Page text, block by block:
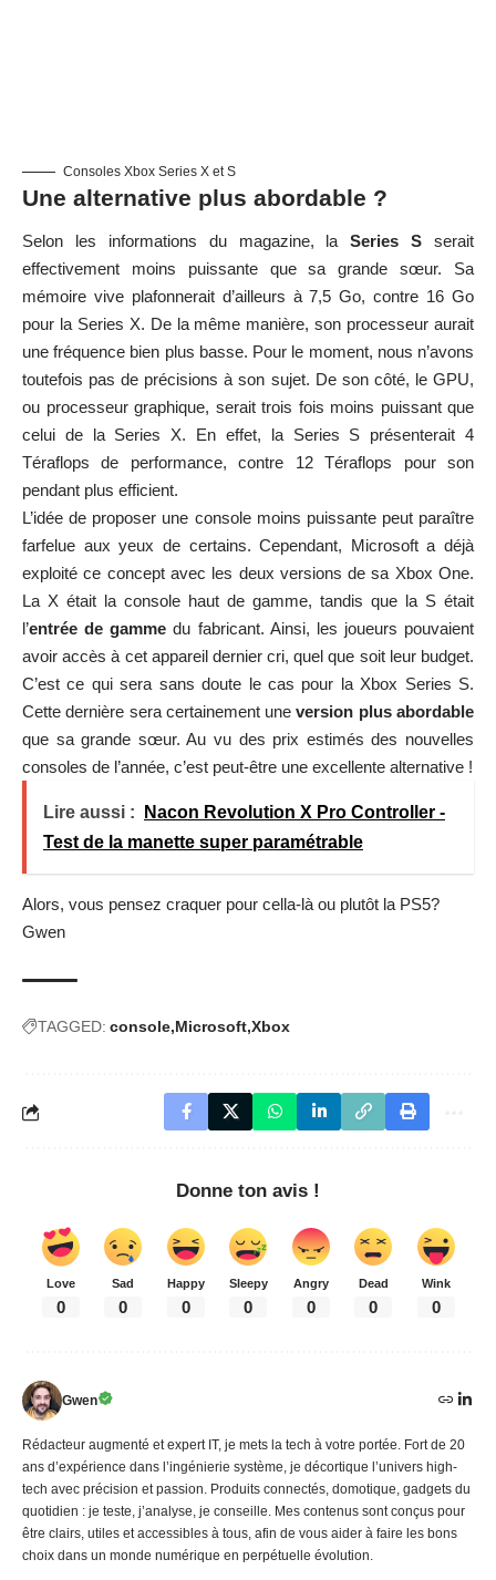
Consoles Xbox Series X et S
Une alternative plus abordable ?
Selon les informations du magazine, laSeries S serait
effectivement moins puissante que sa grande sœur. Sa
mémoire vive plafonnerait d’ailleurs à 7,5 Go, contre 16 Go
pour la Series X. De la même manière, son processeur aurait
une fréquence bien plus basse. Pour le moment, nous n’avons
toutefois pas de précisions à son sujet. De son côté, le GPU,
ou processeur graphique, serait trois fois moins puissant que
celui de la Series X. En effet, la Series S présenterait 4
Téraflops de performance, contre 12 Téraflops pour son
pendant plus efficient.
L’idée de proposer une console moins puissante peut paraître
farfelue aux yeux de certains. Cependant, Microsoft a déjà
exploité ce concept avec les deux versions de sa Xbox One.
La X était la console haut de gamme, tandis que la S était
l’entrée de gamme du fabricant. Ainsi, les joueurs pouvaient
avoir accès à cet appareil dernier cri, quel que soit leur budget.
C’est ce qui sera sans doute le cas pour la Xbox Series S.
Cette dernière sera certainement uneversion plus abordable
que sa grande sœur. Au vu des prix estimés des nouvelles
consoles de l’année, c’est peut-être une excellente alternative !
Lire aussi :
Nacon Revolution X Pro Controller -
Test de la manette super paramétrable
Alors, vous pensez craquer pour cella-là ou plutôt la PS5?
Gwen
TAGGED: console Microsoft Xbox
Donne ton avis !
Love
0
Sad
0
Happy
0
Sleepy
0
Angry
0
Dead
0
Wink
0
Gwen
Rédacteur augmenté et expert IT, je mets la tech à votre portée. Fort de 20
ans d’expérience dans l’ingénierie système, je décortique l’univers high-
tech avec précision et passion. Produits connectés, domotique, gadgets du
quotidien : je teste, j’analyse, je conseille. Mes contenus sont conçus pour
être clairs, utiles et accessibles à tous, afin de vous aider à faire les bons
choix dans un monde numérique en perpétuelle évolution.